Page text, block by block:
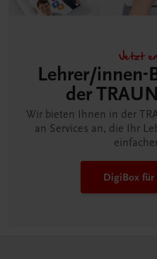
Jetzt
Lehrer/innen-
der
Wir bieten Ihnen in der
an Services an, die Ihr
DigiBox für